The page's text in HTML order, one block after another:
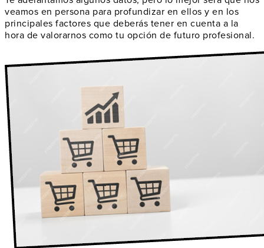
veamos en persona para profundizar en ellos y en los
principales factores que deberás tener en cuenta a la
hora de valorarnos como tu opción de futuro profesional.